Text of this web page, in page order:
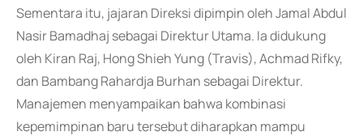
Sementara itu, jajaran Direksi dipimpin oleh Jamal Abdul
Nasir Bamadhaj sebagai Direktur Utama. Ia didukung
oleh Kiran Raj, Hong Shieh Yung (Travis), Achmad Rifky,
dan Bambang Rahardja Burhan sebagai Direktur.
Manajemen menyampaikan bahwa kombinasi
kepemimpinan baru tersebut diharapkan mampu